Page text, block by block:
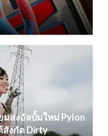
มส่งอัลบั้มใหม่ Pylon
สังกัด Dirty